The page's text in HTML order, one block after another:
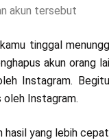
akun tersebut
tinggal
akun orang
Instagram.
Instagram.
yang lebih